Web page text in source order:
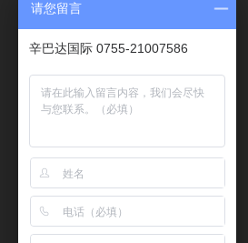
请您留言
辛巴达国际 0755-21007586